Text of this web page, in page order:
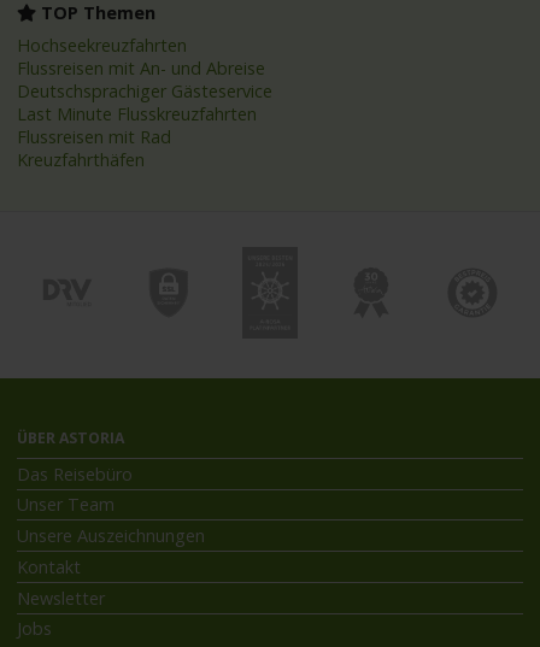
TOP Themen
Hochseekreuzfahrten
Flussreisen mit An- und Abreise
Deutschsprachiger Gästeservice
Last Minute Flusskreuzfahrten
Flussreisen mit Rad
Kreuzfahrthäfen
ÜBER ASTORIA
Das Reisebüro
Unser Team
Unsere Auszeichnungen
Kontakt
Newsletter
Jobs